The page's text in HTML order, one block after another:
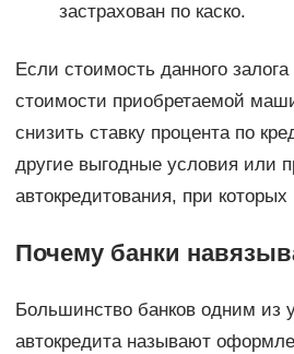
застрахован по каско.
Если стоимость данного
стоимости приобретаемой
снизить ставку процента по
другие выгодные условия или
автокредитования, при
Почему банки
Большинство банков одним из
автокредита называют